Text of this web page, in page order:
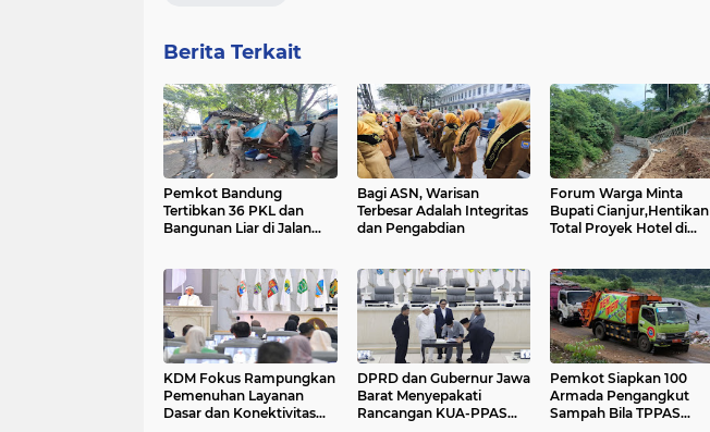
Berita Terkait
Pemkot Bandung
Tertibkan 36 PKL dan
Bangunan Liar di Jalan
Bagi ASN, Warisan
Terbesar Adalah Integritas
dan Pengabdian
Forum Warga Minta
Bupati Cianjur,Hentikan
Total Proyek Hotel di
KDM Fokus Rampungkan
Pemenuhan Layanan
Dasar dan Konektivitas
DPRD dan Gubernur Jawa
Barat Menyepakati
Rancangan KUA-PPAS
Pemkot Siapkan 100
Armada Pengangkut
Sampah Bila TPPAS